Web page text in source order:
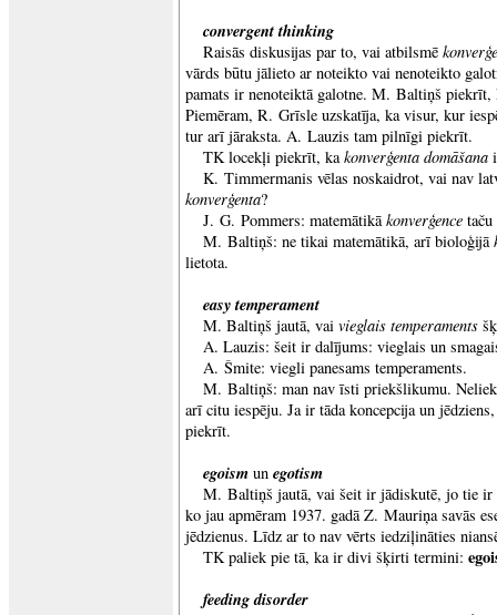
convergent thinking
Raisās diskusijas par to, vai atbilsmē
vārds būtu jālieto ar noteikto vai nenoteikto
pamats ir nenoteiktā galotne. M. Baltiņš piekrīt,
Piemēram, R. Grīsle uzskatīja, ka visur, kur
tur arī jāraksta. A. Lauzis tam pilnīgi piekrīt.
TK locekļi piekrīt, kakonverģenta domāšana
K. Timmermanis vēlas noskaidrot, vai nav
konverģenta?
J. G. Pommers: matemātikākonverģence
M. Baltiņš: ne tikai matemātikā, arī bioloģijā
lietota.
easy temperament
M. Baltiņš jautā, vai vieglais temperaments
A. Lauzis: šeit ir dalījums: vieglais un
A. Šmite: viegli panesams temperaments.
M. Baltiņš: man nav īsti priekšlikumu.
arī citu iespēju. Ja ir tāda koncepcija un
piekrīt.
egoism un egotism
M. Baltiņš jautā, vai šeit ir jādiskutē, jo tie ir
ko jau apmēram 1937. gadā Z. Mauriņa savās
jēdzienus. Līdz ar to nav vērts iedziļināties
TK paliek pie tā, ka ir divi šķirti termini:
feeding disorder